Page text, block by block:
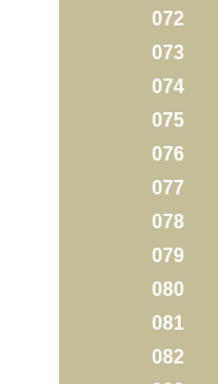
072
073
074
075
076
077
078
079
080
081
082